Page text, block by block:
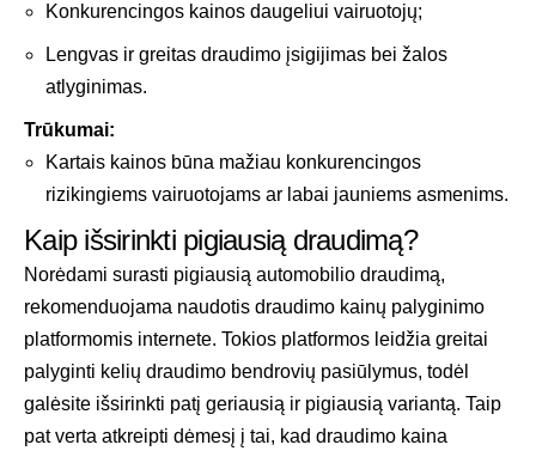
Konkurencingos kainos daugeliui vairuotojų;
Lengvas ir greitas draudimo įsigijimas bei žalos
atlyginimas.
Trūkumai:
Kartais kainos būna mažiau konkurencingos
rizikingiems vairuotojams ar labai jauniems asmenims.
Kaip išsirinkti pigiausią draudimą?
Norėdami surasti pigiausią automobilio draudimą,
rekomenduojama naudotis draudimo kainų palyginimo
platformomis internete. Tokios platformos leidžia greitai
palyginti kelių draudimo bendrovių pasiūlymus, todėl
galėsite išsirinkti patį geriausią ir pigiausią variantą. Taip
pat verta atkreipti dėmesį į tai, kad draudimo kaina